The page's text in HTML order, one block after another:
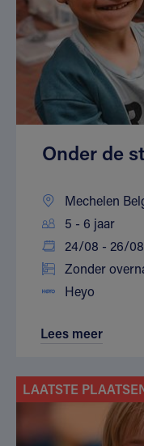
Onder de
Mechelen
5 - 6 jaar
24/08 - 26/08
Zonder
Heyo
Lees meer
LAATSTE